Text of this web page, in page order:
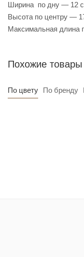
Ширина по дну — 12
Высота по центру —
Максимальная длина
Похожие товары
По цвету По бренду